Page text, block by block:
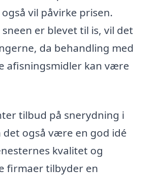
vil påvirke prisen.
er blevet til is, vil det
da behandling med
afisningsmidler kan være
tilbud på snerydning i
det også være en god idé
kvalitet og
firmaer tilbyder en